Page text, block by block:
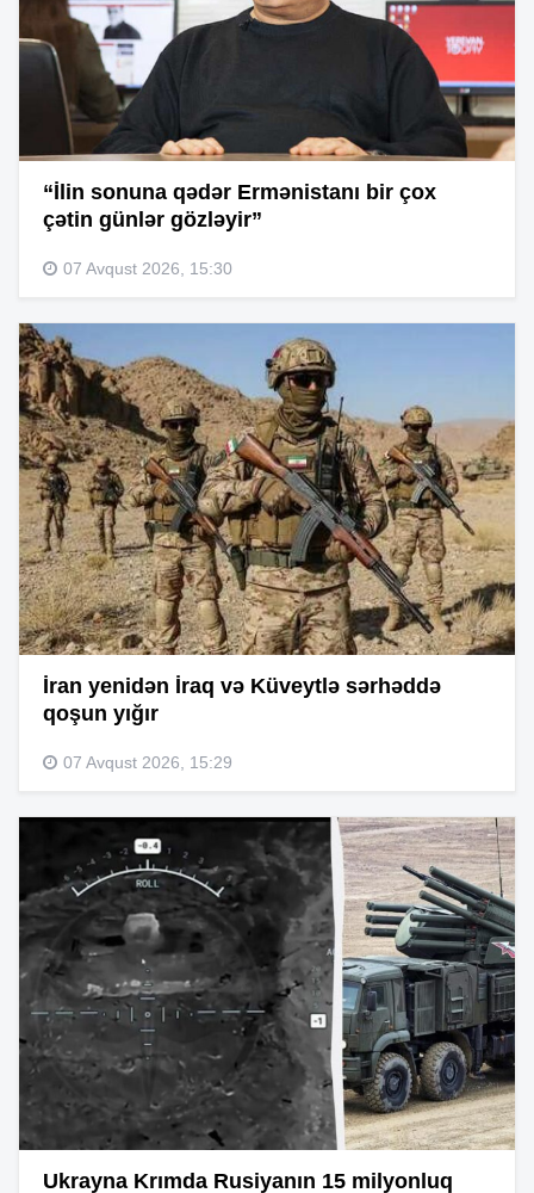
“İlin sonuna qədər Ermənistanı bir çox
çətin günlər gözləyir”
07 Avqust 2026, 15:30
İran yenidən İraq və Küveytlə sərhəddə
qoşun yığır
07 Avqust 2026, 15:29
Ukrayna Krımda Rusiyanın 15 milyonluq